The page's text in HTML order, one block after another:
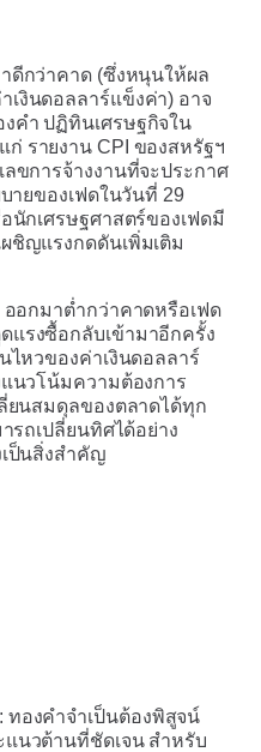
ดีกว่าคาด (ซึ่งหนุนให้ผล
งินดอลลาร์แข็งค่า) อาจ
คำ ปฏิทินเศรษฐกิจใน
รายงาน CPI ของสหรัฐฯ
ขการจ้างงานที่จะประกาศ
ายของเฟดในวันที่ 29
นักเศรษฐศาสตร์ของเฟดมี
ชิญแรงกดดันเพิ่มเติม
อกมาต่ำกว่าคาดหรือเฟด
รงซื้อกลับเข้ามาอีกครั้ง
ไหวของค่าเงินดอลลาร์
นวโน้มความต้องการ
ยนสมดุลของตลาดได้ทุก
รถเปลี่ยนทิศได้อย่าง
ป็นสิ่งสำคัญ
องคำจำเป็นต้องพิสูจน์
นวต้านที่ชัดเจน สำหรับ